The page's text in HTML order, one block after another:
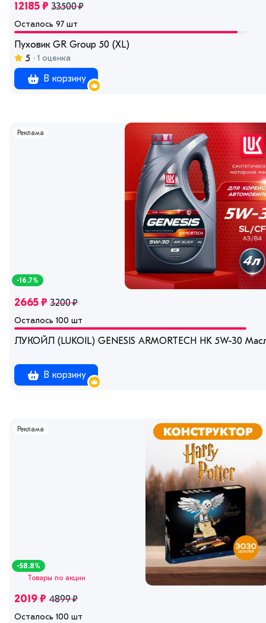
12185 ₽ 33500 ₽
Осталось 97 шт
Пуховик GR Group 50 (XL)
5
1 оценка
В корзину
Реклама
-16.7%
2665 ₽ 3200 ₽
Осталось 100 шт
ЛУКОЙЛ (LUKOIL) GENESIS ARMORTECH HK 5W-30
В корзину
Реклама
-58.8%
Товары по акции
2019 ₽ 4899 ₽
Осталось 100 шт